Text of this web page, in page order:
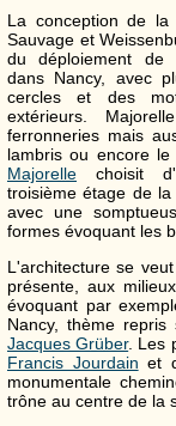
La conception de
Sauvage et
du déploiement de
dans Nancy, avec
cercles et des
extérieurs.
ferronneries mais
lambris ou encore le
Majorelle choisit
troisième étage de
avec une
formes évoquant les
L'architecture se
présente, aux
évoquant par
Nancy, thème
Jacques Grüber. Les
Francis Jourdain et
monumentale
trône au centre de la